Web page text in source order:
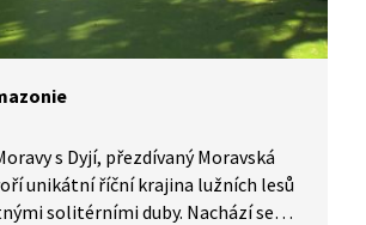
s Dyjí, přezdívaný Moravská
unikátní říční krajina lužních lesů
solitérními duby. Nachází se